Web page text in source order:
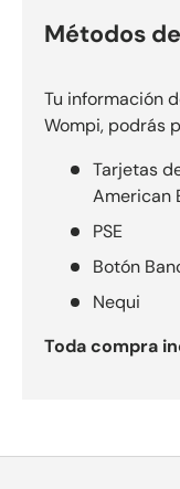
Métodos
Tu información
Wompi, podrás
Tarjetas
American
PSE
Botón
Nequi
Toda compra